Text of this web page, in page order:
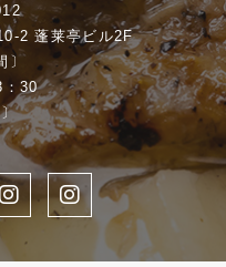
2 蓬莱亭ビル2F
〕
：30
〕